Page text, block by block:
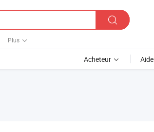
Plus
Acheteur Aide